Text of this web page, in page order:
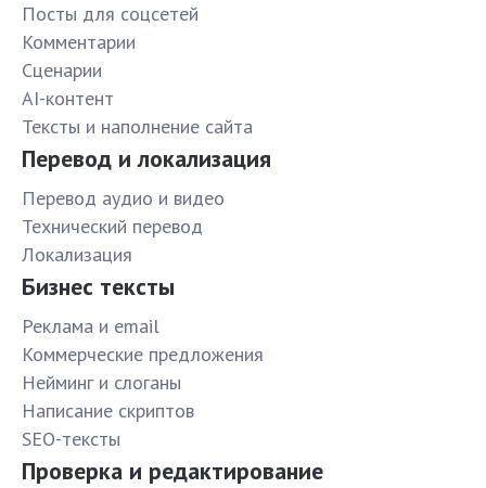
Посты для соцсетей
Комментарии
Сценарии
AI-контент
Тексты и наполнение сайта
Перевод и локализация
Перевод аудио и видео
Технический перевод
Локализация
Бизнес тексты
Реклама и email
Коммерческие предложения
Нейминг и слоганы
Написание скриптов
SEO-тексты
Проверка и редактирование